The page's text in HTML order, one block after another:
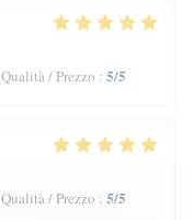
Qualità / Prezzo : 5/5
Qualità / Prezzo : 5/5